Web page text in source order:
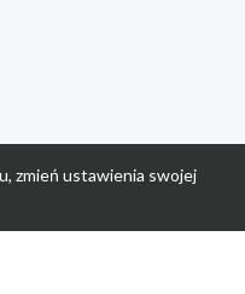
zmień ustawienia swojej